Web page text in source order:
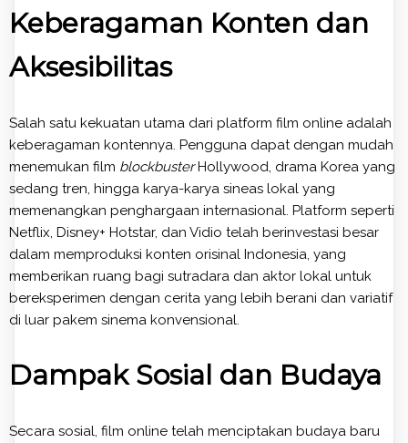
Keberagaman Konten dan
Aksesibilitas
Salah satu kekuatan utama dari platform film online adalah
keberagaman kontennya. Pengguna dapat dengan mudah
menemukan film blockbusterHollywood, drama Korea yang
sedang tren, hingga karya-karya sineas lokal yang
memenangkan penghargaan internasional. Platform seperti
Netflix, Disney+ Hotstar, dan Vidio telah berinvestasi besar
dalam memproduksi konten orisinal Indonesia, yang
memberikan ruang bagi sutradara dan aktor lokal untuk
bereksperimen dengan cerita yang lebih berani dan variatif
di luar pakem sinema konvensional.
Dampak Sosial dan Budaya
Secara sosial, film online telah menciptakan budaya baru